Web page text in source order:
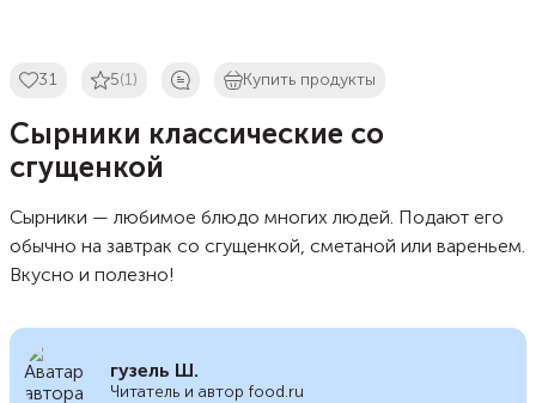
31 5(1) Купить продукты
Сырники классические со
сгущенкой
Сырники — любимое блюдо многих людей. Подают его
обычно на завтрак со сгущенкой, сметаной или вареньем.
Вкусно и полезно!
гузель Ш.
Читатель и автор food.ru